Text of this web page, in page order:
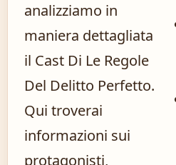
analizziamo in
maniera dettagliata
il Cast Di Le Regole
Del Delitto Perfetto.
Qui troverai
informazioni sui
protagonisti,